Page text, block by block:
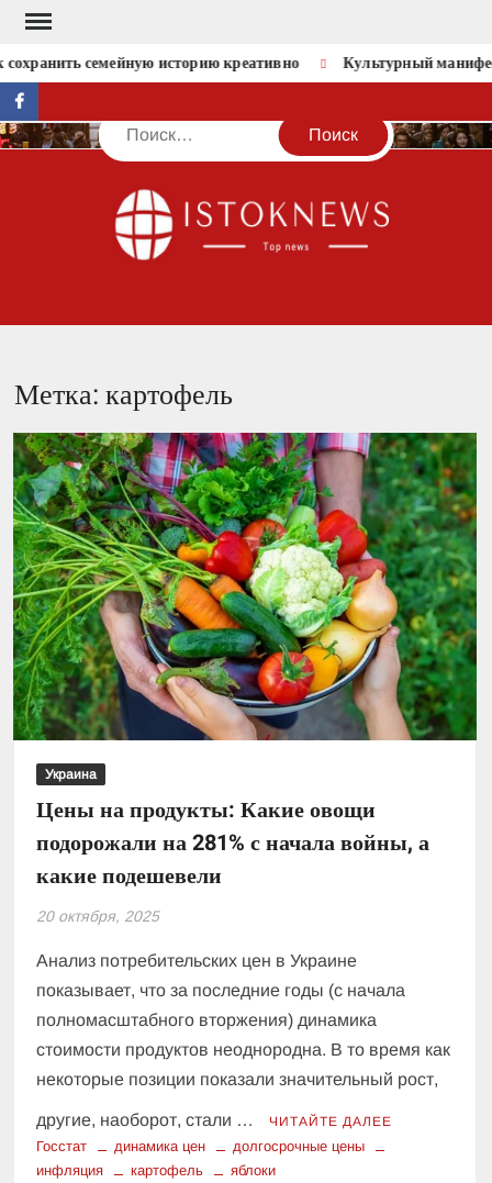
Перейти
содержимомусемейную историю креативно Культурный манифест:
facebook
Поиск
Метка:картофель
Украина
Цены на продукты: Какие овощи
подорожали на 281% с начала войны, а
какие подешевели
20 октября, 2025
Анализ потребительских цен в Украине
показывает, что за последние годы (с начала
полномасштабного вторжения) динамика
стоимости продуктов неоднородна. В то время как
некоторые позиции показали значительный рост,
другие, наоборот, стали … ЧИТАЙТЕ ДАЛЕЕ
Госстат динамика цен
долгосрочные цены
инфляция
картофель яблоки